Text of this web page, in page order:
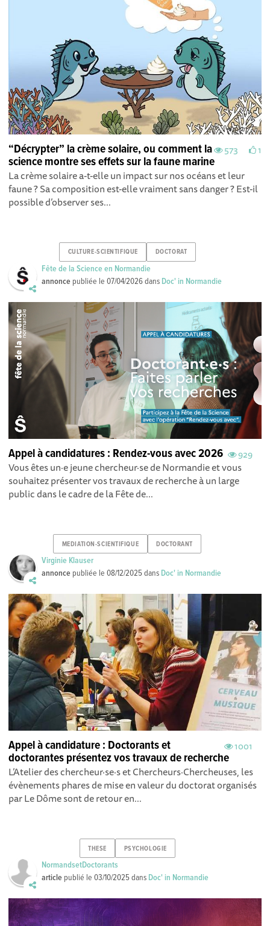
573 1
“Décrypter” la crème solaire, ou comment la
science montre ses effets sur la faune marine
La crème solaire a-t-elle un impact sur nos océans et leur
faune ? Sa composition est-elle vraiment sans danger ? Est-il
possible d’observer ses...
CULTURE-SCIENTIFIQUE DOCTORAT
Fête de la Science en Normandie
annonce publiée le07/04/2026dans Doc' in Normandie
929
Appel à candidatures : Rendez-vous avec 2026
Vous êtes un·e jeune chercheur·se de Normandie et vous
souhaitez présenter vos travaux de recherche à un large
public dans le cadre de la Fête de...
MEDIATION-SCIENTIFIQUE DOCTORANT
Virginie Klauser
annonce publiée le08/12/2025dans Doc' in Normandie
1001
Appel à candidature : Doctorants et
doctorantes présentez vos travaux de recherche
L’Atelier des chercheur·se·s et Chercheurs·Chercheuses, les
évènements phares de mise en valeur du doctorat organisés
par Le Dôme sont de retour en...
THESE PSYCHOLOGIE
NormandsetDoctorants
article publié le03/10/2025dans Doc' in Normandie